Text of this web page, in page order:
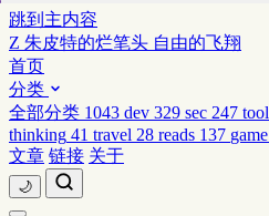
跳到主内容
Z 朱皮特的烂笔头 自由的飞翔
首页
分类
全部分类 1043 dev 329 sec 247 tool
thinking 41 travel 28 reads 137 game
文章 链接 关于
🌙